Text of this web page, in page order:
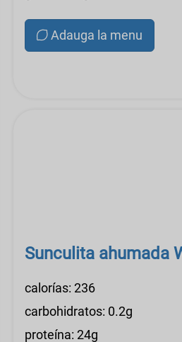
Adauga la menu
Sunculita ahumada
calorías: 236
carbohidratos: 0.2g
proteína: 24g